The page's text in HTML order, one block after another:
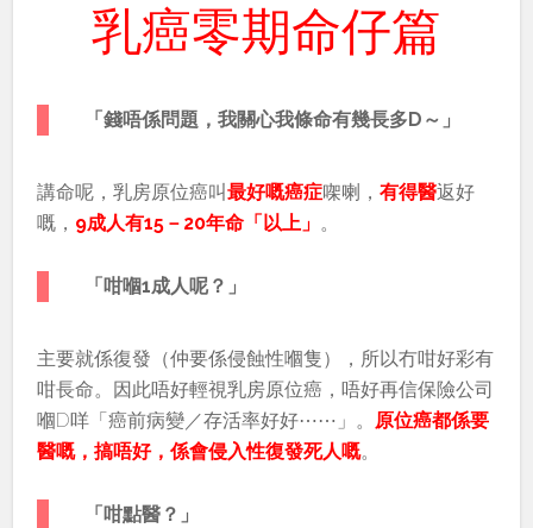
乳癌零期命仔篇
「錢唔係問題，我關心我條命有幾長多D～」
講命呢，乳房原位癌叫最好嘅癌症㗎喇，有得醫返好
嘅， 9成人有15－20年命「以上」 。
「咁嗰1成人呢？」
主要就係復發（仲要係侵蝕性嗰隻），所以冇咁好彩有
咁長命。因此唔好輕視乳房原位癌，唔好再信保險公司
嗰D咩「癌前病變／存活率好好⋯⋯」。 原位癌都係要
醫嘅，搞唔好，係會侵入性復發死人嘅。
「咁點醫？」